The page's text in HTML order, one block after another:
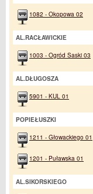
1082 - Okopowa 02
AL.RACŁAWICKIE
1003 - Ogród Saski 03
AL.DŁUGOSZA
5901 - KUL 01
POPIEŁUSZKI
1211 - Głowackiego 01
1201 - Puławska 01
AL.SIKORSKIEGO